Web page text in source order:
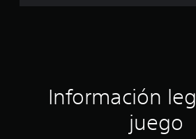
Información
juego